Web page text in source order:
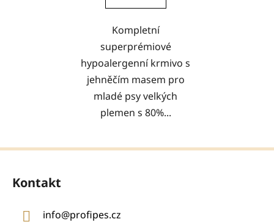
Kompletní
superprémiové
hypoalergenní krmivo s
jehněčím masem pro
mladé psy velkých
plemen s 80%...
Z
Kontakt
info@profipes.cz